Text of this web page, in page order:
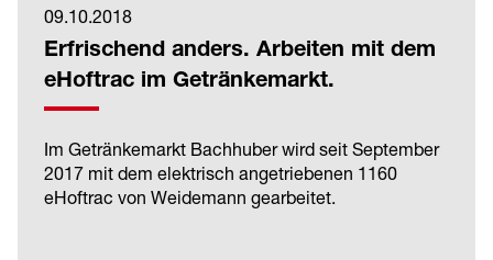
09.10.2018
Erfrischend anders. Arbeiten mit dem
eHoftrac im Getränkemarkt.
Im Getränkemarkt Bachhuber wird seit September
2017 mit dem elektrisch angetriebenen 1160
eHoftrac von Weidemann gearbeitet.